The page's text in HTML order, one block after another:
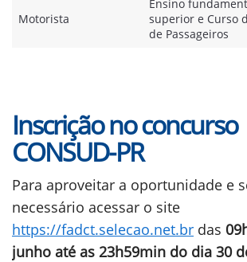
Motorista
Ensino
superior e Curso
de Passageiros
Inscrição no concurso
CONSUD-PR
Para aproveitar a oportunidade e
necessário acessar o site
https://fadct.selecao.net.br das
junho até as 23h59min do dia 30